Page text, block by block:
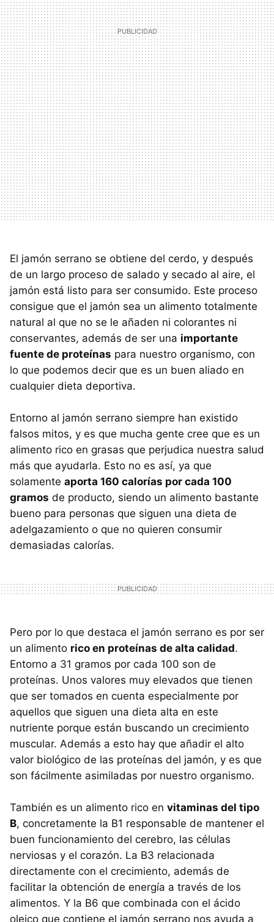
El jamón serrano se obtiene del cerdo, y después
de un largo proceso de salado y secado al aire, el
jamón está listo para ser consumido. Este proceso
consigue que el jamón sea un alimento totalmente
natural al que no se le añaden ni colorantes ni
conservantes, además de ser una importante
fuente de proteínas para nuestro organismo, con
lo que podemos decir que es un buen aliado en
cualquier dieta deportiva.
Entorno al jamón serrano siempre han existido
falsos mitos, y es que mucha gente cree que es un
alimento rico en grasas que perjudica nuestra salud
más que ayudarla. Esto no es así, ya que
solamente aporta 160 calorías por cada 100
gramos de producto, siendo un alimento bastante
bueno para personas que siguen una dieta de
adelgazamiento o que no quieren consumir
demasiadas calorías.
Pero por lo que destaca el jamón serrano es por ser
un alimento rico en proteínas de alta calidad.
Entorno a 31 gramos por cada 100 son de
proteínas. Unos valores muy elevados que tienen
que ser tomados en cuenta especialmente por
aquellos que siguen una dieta alta en este
nutriente porque están buscando un crecimiento
muscular. Además a esto hay que añadir el alto
valor biológico de las proteínas del jamón, y es que
son fácilmente asimiladas por nuestro organismo.
También es un alimento rico en vitaminas del tipo
B, concretamente la B1 responsable de mantener el
buen funcionamiento del cerebro, las células
nerviosas y el corazón. La B3 relacionada
directamente con el crecimiento, además de
facilitar la obtención de energía a través de los
alimentos. Y la B6 que combinada con el ácido
oleico que contiene el jamón serrano nos ayuda a